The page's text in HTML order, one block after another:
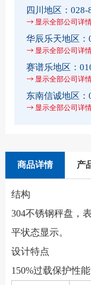
四川地区： 028-
显示全部公司详
华辰乐天地区：
显示全部公司详
赛谱乐地区：
显示全部公司详
东南信诚地区：
显示全部公司详
商品详情 产
结构
304不锈钢秤盘，
平状态显示。
设计特点
150%过载保护性能